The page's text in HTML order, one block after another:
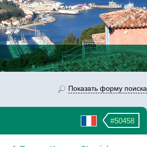
Показать форму поиска
#50458